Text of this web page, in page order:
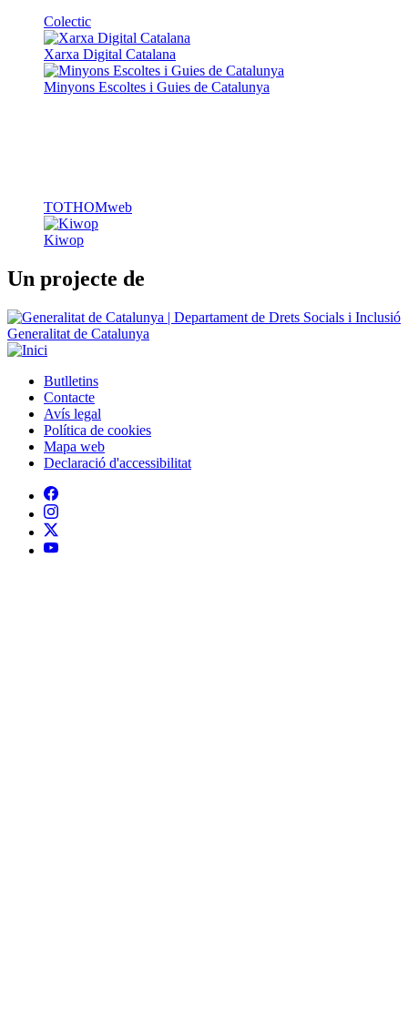
Colectic
Xarxa Digital Catalana
Minyons Escoltes i Guies de Catalunya
Generalitat de Catalunya
Peu
Butlletins
Contacte
Avís legal
Política de cookies
Mapa web
Declaració d'accessibilitat